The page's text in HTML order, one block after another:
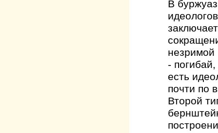
В
незримой
-
есть
почти по
Второй